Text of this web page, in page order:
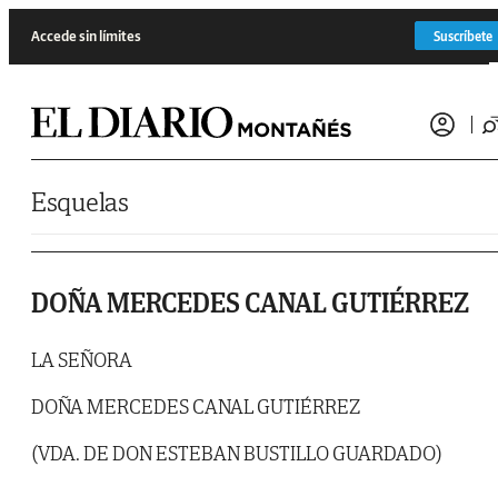
Accede sin límites Suscríbete
Esquelas
DOÑA MERCEDES CANAL GUTIÉRREZ
LA SEÑORA
DOÑA MERCEDES CANAL GUTIÉRREZ
(VDA. DE DON ESTEBAN BUSTILLO GUARDADO)